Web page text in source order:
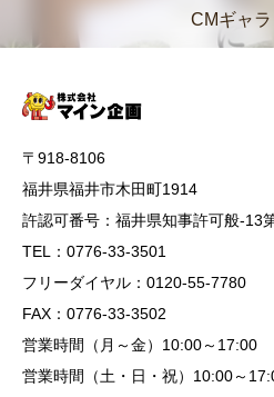
CMギャ
〒918-8106
福井県福井市木田町1914
許認可番号：福井県知事許可般-13
TEL：0776-33-3501
フリーダイヤル：0120-55-7780
FAX：0776-33-3502
営業時間（月～金）10:00～17:00
営業時間（土・日・祝）10:00～